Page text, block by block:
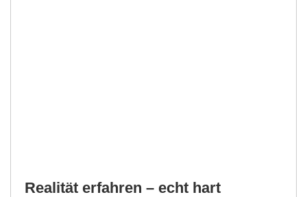
Realität erfahren – echt hart